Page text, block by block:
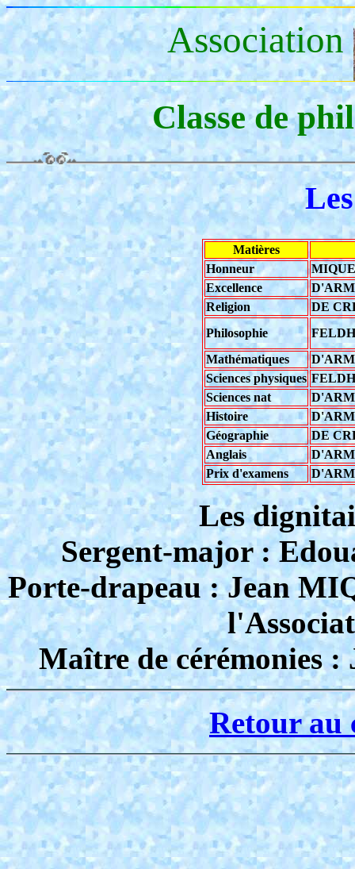
Association
Classe de
Matières
Honneur
Excellence
Religion
DE
Philosophie
Mathématiques
Sciences physiques
Sciences nat
Histoire
Géographie
DE
Anglais
Prix d'examens
Les
Sergent-major :
Porte-drapeau : Jean
Maître de cérémonies
Retour au